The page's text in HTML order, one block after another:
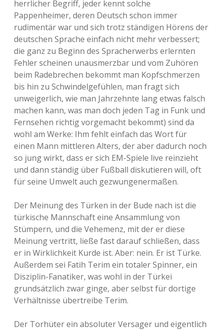
herrlicher Begriff, jeder kennt solche
Pappenheimer, deren Deutsch schon immer
rudimentär war und sich trotz ständigen Hörens der
deutschen Sprache einfach nicht mehr verbessert;
die ganz zu Beginn des Spracherwerbs erlernten
Fehler scheinen unausmerzbar und vom Zuhören
beim Radebrechen bekommt man Kopfschmerzen
bis hin zu Schwindelgefühlen, man fragt sich
unweigerlich, wie man Jahrzehnte lang etwas falsch
machen kann, was man doch jeden Tag in Funk und
Fernsehen richtig vorgemacht bekommt) sind da
wohl am Werke: Ihm fehlt einfach das Wort für
einen Mann mittleren Alters, der aber dadurch noch
so jung wirkt, dass er sich EM-Spiele live reinzieht
und dann ständig über Fußball diskutieren will, oft
für seine Umwelt auch gezwungenermaßen.
Der Meinung des Türken in der Bude nach ist die
türkische Mannschaft eine Ansammlung von
Stümpern, und die Vehemenz, mit der er diese
Meinung vertritt, ließe fast darauf schließen, dass
er in Wirklichkeit Kurde ist. Aber: nein. Er ist Türke.
Außerdem sei Fatih Terim ein totaler Spinner, ein
Disziplin-Fanatiker, was wohl in der Türkei
grundsätzlich zwar ginge, aber selbst für dortige
Verhältnisse übertreibe Terim.
Der Torhüter ein absoluter Versager und eigentlich